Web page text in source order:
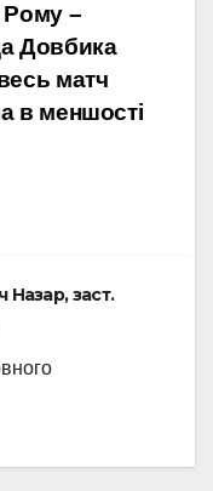
Рому –
Довбика
матч
в меншості
заст.